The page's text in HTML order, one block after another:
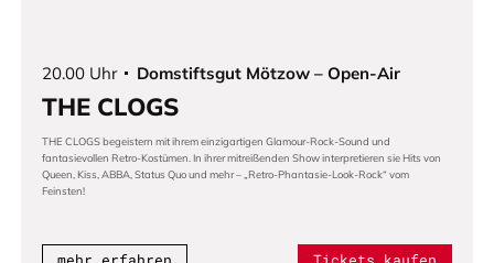
20.00 Uhr Domstiftsgut Mötzow – Open-Air
THE CLOGS
THE CLOGS begeistern mit ihrem einzigartigen Glamour-Rock-Sound und
fantasievollen Retro-Kostümen. In ihrer mitreißenden Show interpretieren sie Hits von
Queen, Kiss, ABBA, Status Quo und mehr – „Retro-Phantasie-Look-Rock“ vom
Feinsten!